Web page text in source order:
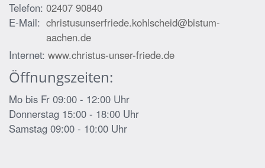
Telefon: 02407 90840
E-Mail: christusunserfriede.kohlscheid@bistum-
aachen.de
Internet: www.christus-unser-friede.de
Öffnungszeiten:
Mo bis Fr 09:00 - 12:00 Uhr
Donnerstag 15:00 - 18:00 Uhr
Samstag 09:00 - 10:00 Uhr